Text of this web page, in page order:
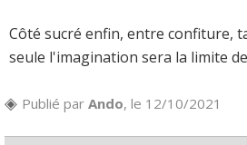
Côté sucré enfin, entre confiture,
seule l'imagination sera la limite
Publié par Ando, le 12/10/2021